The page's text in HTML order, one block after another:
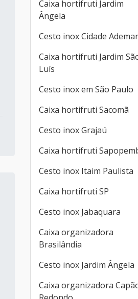
Caixa hortifruti Jardim
Ângela
Cesto inox Cidade Ademar
Caixa hortifruti Jardim
Luís
Cesto inox em São Paulo
Caixa hortifruti Sacomã
Cesto inox Grajaú
Caixa hortifruti
Cesto inox Itaim Paulista
Caixa hortifruti SP
Cesto inox Jabaquara
Caixa organizadora
Brasilândia
Cesto inox Jardim Ângela
Caixa organizadora